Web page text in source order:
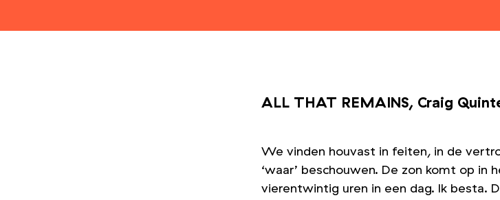
ALL THAT REMAINS, Craig
We vinden houvast in feiten, in de
‘waar’ beschouwen. De zon komt op in
vierentwintig uren in een dag. Ik besta.